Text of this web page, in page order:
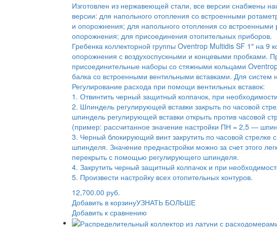
Изготовлен из нержавеющей стали, все версии снабжены
версии: для напольного отопления со встроенными
и опорожнения; для напольного отопления со
опорожнения; для присоединения отопительных приборов.
Гребенка коллекторной группы Oventrop Multidis SF 1″ на 9
опорожнения с воздухоспускными и концевыми пробками.
присоединительные наборы со стяжными кольцами
балка со встроенными вентильными вставками. Для систем
Регулирование расхода при помощи вентильных вставок:
1. Отвинтить черный защитный колпачок, при
2. Шпиндель регулирующей вставки закрыть по часовой
шпиндель регулирующей вставки открыть против часовой
(пример: рассчитанное значение настройки ПН = 2,5 —
3. Черный блокирующий винт закрутить по часовой
шпинделя. Значение преднастройки можно за счет этого
перекрыть с помощью регулирующего шпинделя.
4. Закрутить черный защитный колпачок и при
5. Произвести настройку всех отопительных контуров.
12,700.00 руб.
Добавить в корзинуУЗНАТЬ БОЛЬШЕ
Добавить к сравнению